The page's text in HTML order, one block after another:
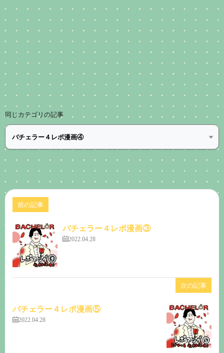
同じカテゴリの記事
前の記事
バチェラー４レポ漫画③
2022.04.28
次の記事
バチェラー４レポ漫画⑤
2022.04.28